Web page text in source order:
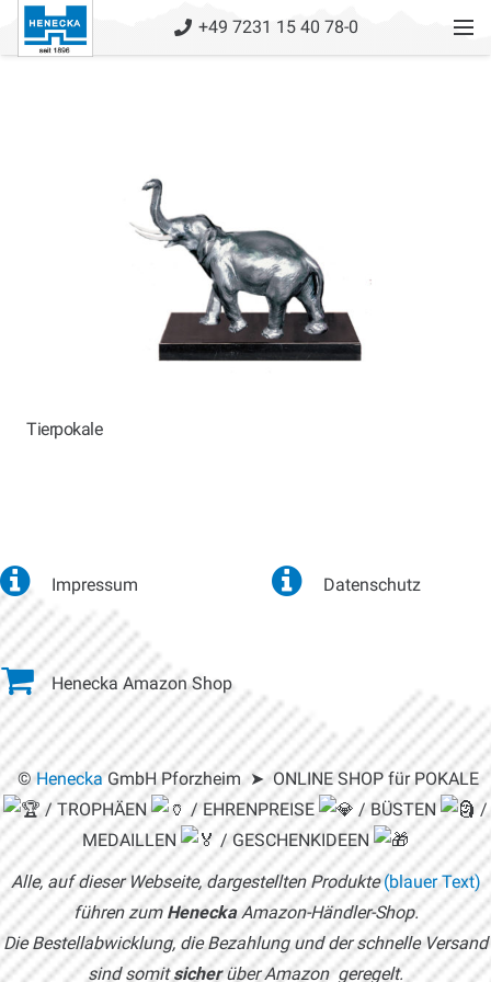
+49 7231 15 40 78-0
Tierpokale
Impressum Datenschutz
Henecka Amazon Shop
©HeneckaGmbH Pforzheim ➤ ONLINE SHOP für POKALE
/ TROPHÄEN
/ EHRENPREISE / BÜSTEN
/
MEDAILLEN
/ GESCHENKIDEEN
Alle, auf dieser Webseite, dargestellten Produkte(blauer Text)
führen zumHeneckaAmazon-Händler-Shop.
Die Bestellabwicklung, die Bezahlung und der schnelle Versand
sind somitsicherüber Amazon geregelt.